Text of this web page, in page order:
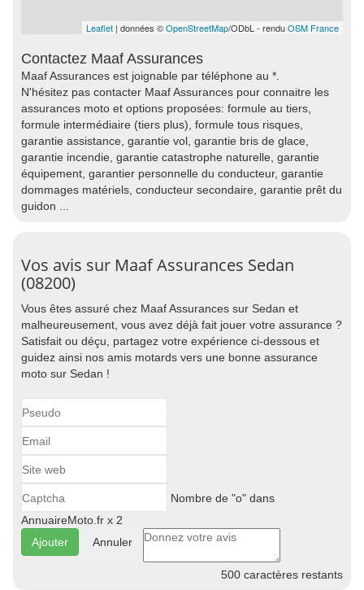
Leaflet | données ©OpenStreetMap/ODbL - renduOSM France
Contactez Maaf Assurances
Maaf Assurances est joignable par téléphone au *.
N'hésitez pas contacter Maaf Assurances pour connaitre les
assurances moto et options proposées: formule au tiers,
formule intermédiaire (tiers plus), formule tous risques,
garantie assistance, garantie vol, garantie bris de glace,
garantie incendie, garantie catastrophe naturelle, garantie
équipement, garantier personnelle du conducteur, garantie
dommages matériels, conducteur secondaire, garantie prêt du
guidon ...
Vos avis sur Maaf Assurances Sedan
(08200)
Vous êtes assuré chez Maaf Assurances sur Sedan et
malheureusement, vous avez déjà fait jouer votre assurance ?
Satisfait ou déçu, partagez votre expérience ci-dessous et
guidez ainsi nos amis motards vers une bonne assurance
moto sur Sedan !
Nombre de "o" dans
AnnuaireMoto.fr x 2
Annuler
500 caractères restants